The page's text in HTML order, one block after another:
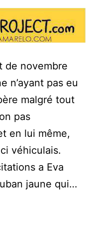
de novembre
n’ayant pas eu
malgré tout
pas
en lui même,
véhiculais.
a Eva
jaune qui…